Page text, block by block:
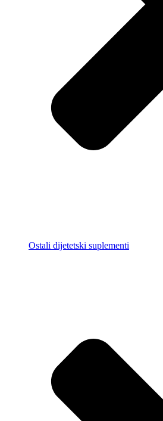
Ostali dijetetski suplementi